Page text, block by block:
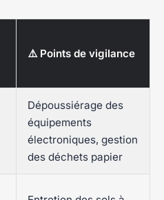
⚠️ Points de vigilance
Dépoussiérage des
équipements
électroniques, gestion
des déchets papier